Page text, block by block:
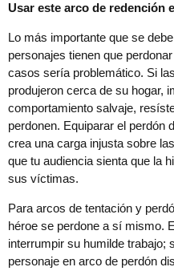
Usar este arco de redención
Lo más importante que se
personajes tienen que
casos sería problemático. Si
produjeron cerca de su hogar,
comportamiento salvaje,
perdonen. Equiparar el perdón
crea una carga injusta sobre
que tu audiencia sienta que la
sus víctimas.
Para arcos de tentación y
héroe se perdone a sí mismo.
interrumpir su humilde trabajo;
personaje en arco de perdón